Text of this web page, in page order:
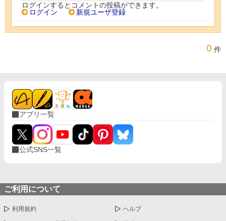
ログインするとコメントの投稿ができます。
ログイン
新規ユーザ登録
0 件
アプリ一覧
公式SNS一覧
ご利用について
利用規約 ヘルプ